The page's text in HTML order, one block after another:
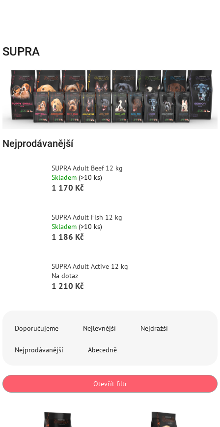
SUPRA
Nejprodávanější
SUPRA Adult Beef 12 kg
Skladem (>10 ks)
1 170 Kč
SUPRA Adult Fish 12 kg
Skladem (>10 ks)
1 186 Kč
SUPRA Adult Active 12 kg
Na dotaz
1 210 Kč
p
r
Doporučujeme Nejlevnější Nejdražší
Nejprodávanější Abecedně
Otevřít filtr